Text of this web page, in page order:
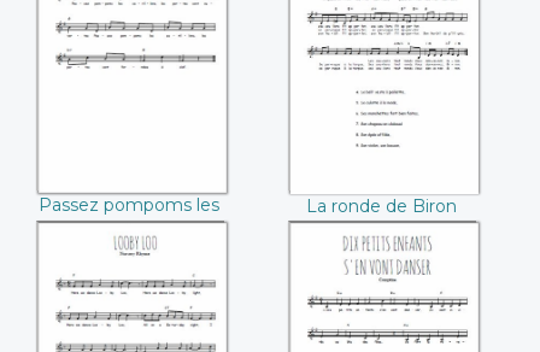
Passez pompoms
les carillons
Passez pompoms les
carillons
La ronde de Biron
La ronde de Biron
Looby loo
Dix petits enfants
s'en vont danser